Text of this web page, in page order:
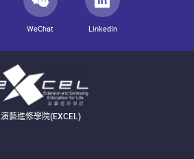
WeChat LinkedIn
演藝進修學院(EXCEL)